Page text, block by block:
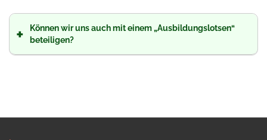
Können wir uns auch mit einem „Ausbildungslotsen“
beteiligen?
+